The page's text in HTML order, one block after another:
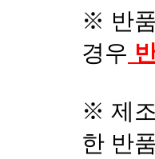
※ 반
경우
※ 제
한 반